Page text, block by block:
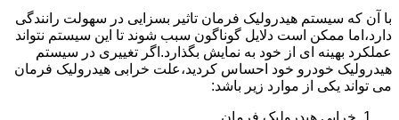
با آن که سیستم هیدرولیک فرمان تاثیر بسزایی در سهولت رانندگی
دارد،اما ممکن است دلایل گوناگون سبب شوند تا این سیستم نتواند
عملکرد بهینه ای از خود به نمایش بگذارد.اگر تغییری در سیستم
هیدرولیک خودرو خود احساس کردید،علت خرابی هیدرولیک فرمان
می تواند یکی از موارد زیر باشد: